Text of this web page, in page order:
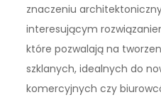
znaczeniu
interesującym
które pozwalają na
szklanych, idealnych do
komercyjnych czy